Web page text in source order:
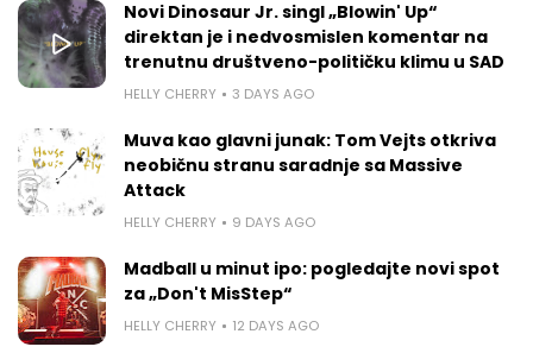
Novi Dinosaur Jr. singl „Blowin' Up“
direktan je i nedvosmislen komentar na
trenutnu društveno-političku klimu u SAD
HELLY CHERRY 3 DAYS AGO
Muva kao glavni junak: Tom Vejts otkriva
neobičnu stranu saradnje sa Massive
Attack
HELLY CHERRY 9 DAYS AGO
Madball u minut ipo: pogledajte novi spot
za „Don't MisStep“
HELLY CHERRY 12 DAYS AGO